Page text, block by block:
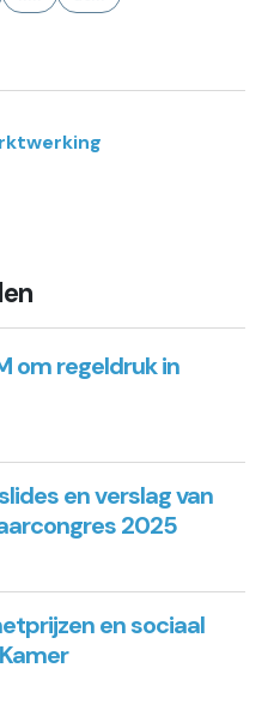
om regeldruk in
en verslag van
2025
en sociaal